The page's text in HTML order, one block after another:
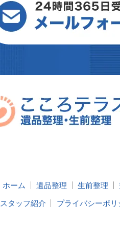
ホーム 遺品整理 生前整理
スタッフ紹介 プライバシーポリ